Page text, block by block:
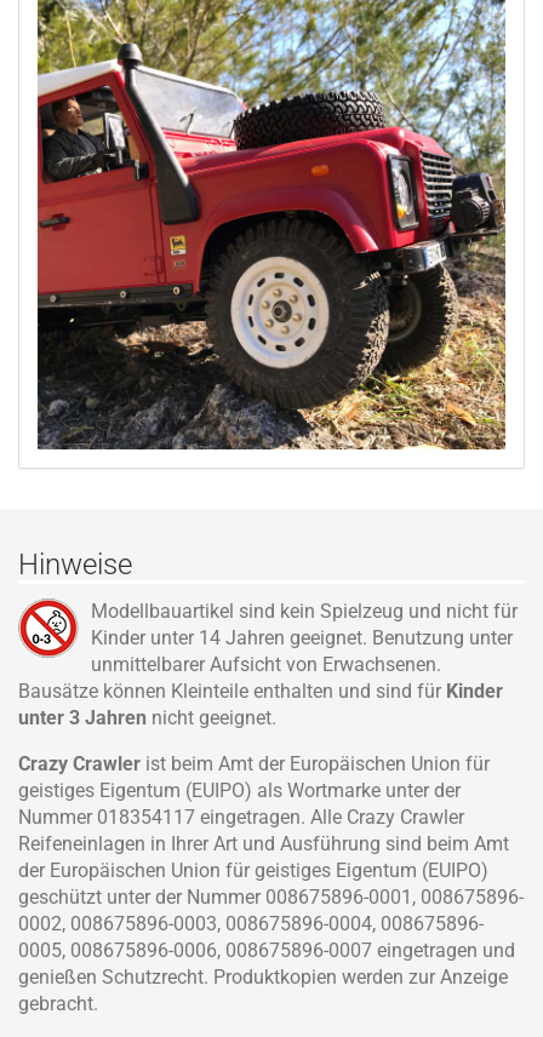
Hinweise
Modellbauartikel sind kein Spielzeug und nicht für
Kinder unter 14 Jahren geeignet. Benutzung unter
unmittelbarer Aufsicht von Erwachsenen.
Bausätze können Kleinteile enthalten und sind für Kinder
unter 3 Jahren nicht geeignet.
Crazy Crawler ist beim Amt der Europäischen Union für
geistiges Eigentum (EUIPO) als Wortmarke unter der
Nummer 018354117 eingetragen. Alle Crazy Crawler
Reifeneinlagen in Ihrer Art und Ausführung sind beim Amt
der Europäischen Union für geistiges Eigentum (EUIPO)
geschützt unter der Nummer 008675896-0001, 008675896-
0002, 008675896-0003, 008675896-0004, 008675896-
0005, 008675896-0006, 008675896-0007 eingetragen und
genießen Schutzrecht. Produktkopien werden zur Anzeige
gebracht.